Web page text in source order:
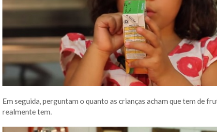
Em seguida, perguntam o quanto as crianças acham que tem de
realmente tem.